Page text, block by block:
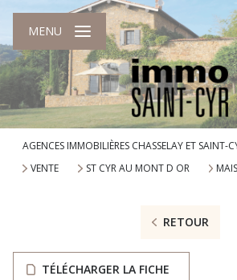
MENU
AGENCES IMMOBILIÈRES CHASSELAY ET
VENTE
ST CYR AU MONT D OR
RETOUR
TÉLÉCHARGER LA FICHE